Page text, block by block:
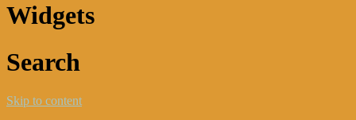
Widgets
Search
Skip to content